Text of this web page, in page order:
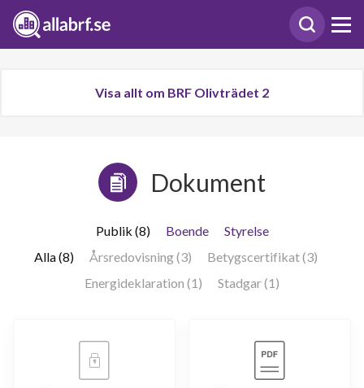
Visa allt om BRF Olivträdet 2
Dokument
Publik (8) Boende
Styrelse
Alla (8)
Årsredovisning (3)
Betygscertifikat (3)
Energideklaration (1)
Stadgar (1)